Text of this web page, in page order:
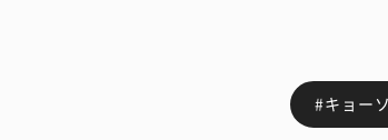
#キョー